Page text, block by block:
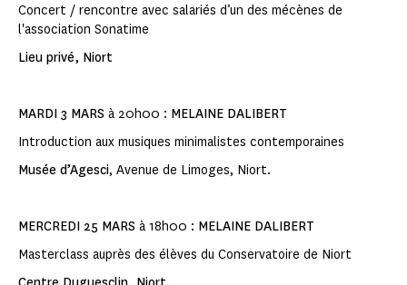
Concert / rencontre avec salariés d’un des mécènes de
l'association Sonatime
Lieu privé, Niort
MARDI 3 MARS à 20h00 : MELAINE DALIBERT
Introduction aux musiques minimalistes contemporaines
Musée d’Agesci, Avenue de Limoges, Niort.
MERCREDI 25 MARS à 18h00 : MELAINE DALIBERT
Masterclass auprès des élèves du Conservatoire de Niort